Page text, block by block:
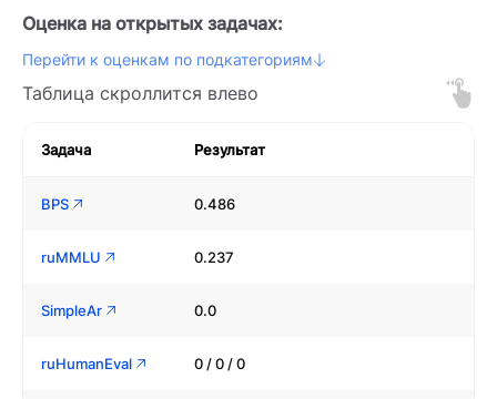
Оценка на открытых задачах:
Перейти к оценкам по подкатегориям
Таблица скроллится влево
Задача Результат
BPS 0.486
ruMMLU 0.237
SimpleAr 0.0
ruHumanEval 0 / 0 / 0